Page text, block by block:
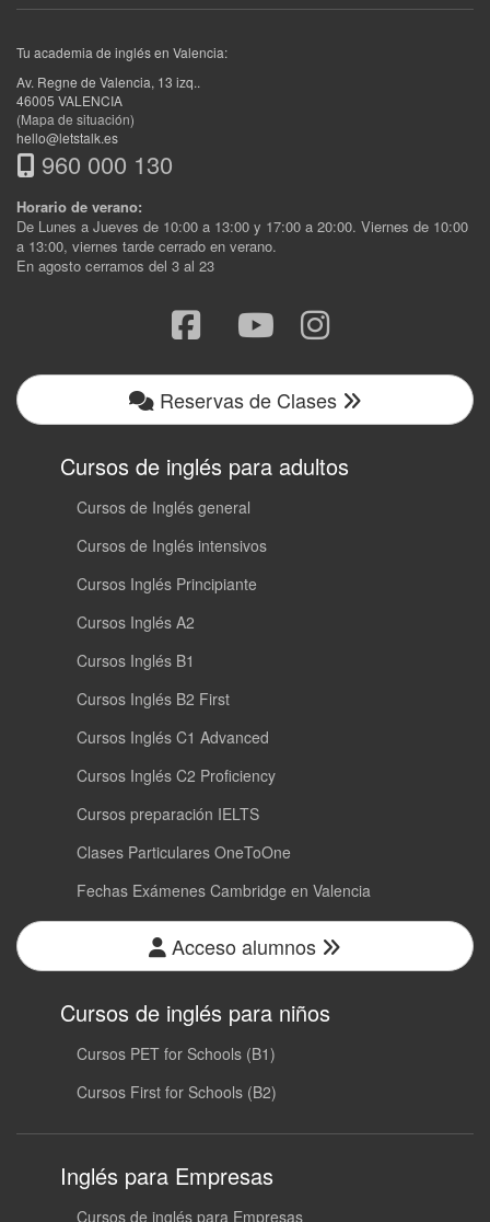
Tu academia de inglés en Valencia:
Av. Regne de Valencia, 13 izq..
46005 VALENCIA
(Mapa de situación)
hello@letstalk.es
960 000 130
Horario de verano:
De Lunes a Jueves de 10:00 a 13:00 y 17:00 a 20:00. Viernes de 10:00
a 13:00, viernes tarde cerrado en verano.
En agosto cerramos del 3 al 23
Reservas de Clases
Cursos de inglés para adultos
Cursos de Inglés general
Cursos de Inglés intensivos
Cursos Inglés Principiante
Cursos Inglés A2
Cursos Inglés B1
Cursos Inglés B2 First
Cursos Inglés C1 Advanced
Cursos Inglés C2 Proficiency
Cursos preparación IELTS
Clases Particulares OneToOne
Fechas Exámenes Cambridge en Valencia
Acceso alumnos
Cursos de inglés para niños
Cursos PET for Schools (B1)
Cursos First for Schools (B2)
Inglés para Empresas
Cursos de inglés para Empresas